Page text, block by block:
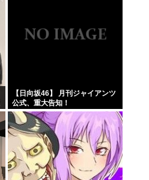
【日向坂46】 月刊ジャイアンツ
公式、重大告知！